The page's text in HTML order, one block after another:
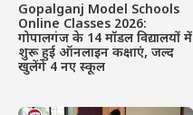
Gopalganj Model Schools
Online Classes 2026:
गोपालगंज के 14 मॉडल विद्यालयों में
शुरू हुई ऑनलाइन कक्षाएं, जल्द
खुलेंगे 4 नए स्कूल